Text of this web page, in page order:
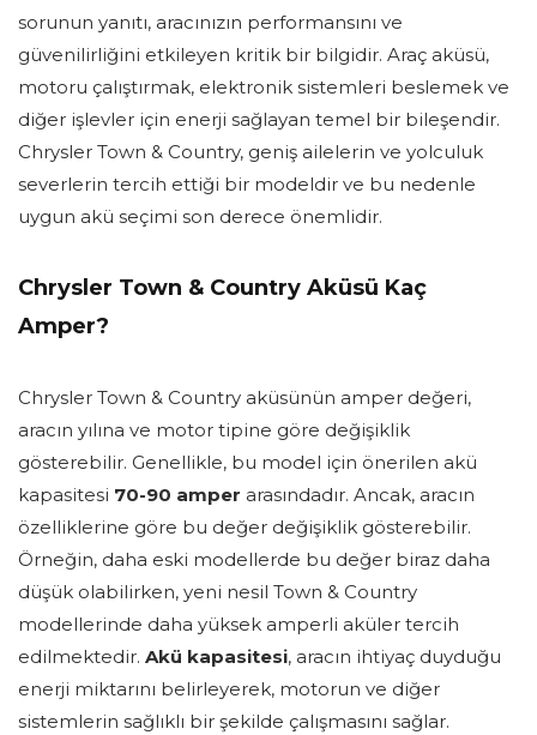
sorunun yanıtı, aracınızın performansını ve
güvenilirliğini etkileyen kritik bir bilgidir. Araç aküsü,
motoru çalıştırmak, elektronik sistemleri beslemek ve
diğer işlevler için enerji sağlayan temel bir bileşendir.
Chrysler Town & Country, geniş ailelerin ve yolculuk
severlerin tercih ettiği bir modeldir ve bu nedenle
uygun akü seçimi son derece önemlidir.
Chrysler Town & Country Aküsü Kaç
Amper?
Chrysler Town & Country aküsünün amper değeri,
aracın yılına ve motor tipine göre değişiklik
gösterebilir. Genellikle, bu model için önerilen akü
kapasitesi 70-90 amper arasındadır. Ancak, aracın
özelliklerine göre bu değer değişiklik gösterebilir.
Örneğin, daha eski modellerde bu değer biraz daha
düşük olabilirken, yeni nesil Town & Country
modellerinde daha yüksek amperli aküler tercih
edilmektedir. Akü kapasitesi, aracın ihtiyaç duyduğu
enerji miktarını belirleyerek, motorun ve diğer
sistemlerin sağlıklı bir şekilde çalışmasını sağlar.